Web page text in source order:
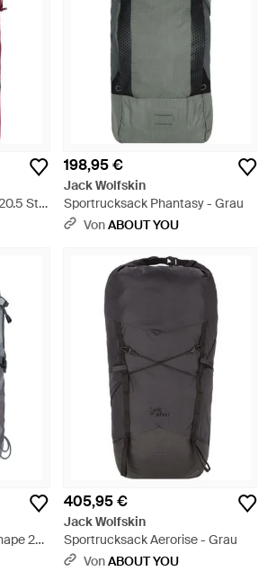
St -
198,95 €
Jack Wolfskin
Sportrucksack Phantasy - Grau
VonABOUT YOU
20'
405,95 €
Jack Wolfskin
Sportrucksack Aerorise - Grau
VonABOUT YOU